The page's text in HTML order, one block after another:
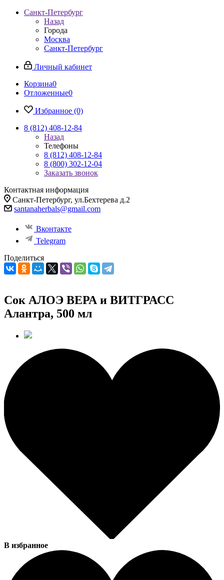
Санкт-Петербург
Назад
Города
Москва
Санкт-Петербург
Личный кабинет
Корзина0
Отложенные0
Избранное (0)
8 (812) 408-12-84
Назад
Телефоны
8 (812) 408-12-84
8 (800) 302-12-04
Заказать звонок
Контактная информация
Санкт-Петербург, ул.Бехтерева д.2
santanaherbals@gmail.com
Вконтакте
Telegram
Поделиться
Сок АЛОЭ ВЕРА и ВИТГРАСС
Алантра, 500 мл
В избранное